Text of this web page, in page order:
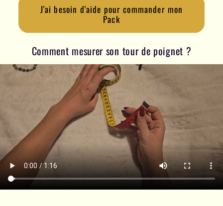
J'ai besoin d'aide pour commander mon
Pack
Comment mesurer son tour de poignet ?